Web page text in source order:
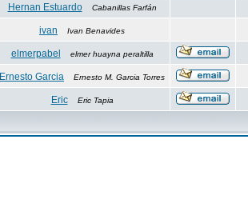
Hernan Estuardo Cabanillas Farfán
ivan Ivan Benavides
elmerpabel elmer huayna peraltilla
Ernesto Garcia Ernesto M. Garcia Torres
Eric Eric Tapia